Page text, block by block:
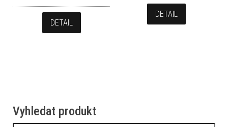
DETAIL
DETAIL
Vyhledat produkt